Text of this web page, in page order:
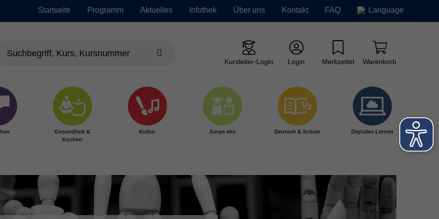
Startseite Programm Aktuelles Infothek Über uns Kontakt FAQ Language
Kursleiter-Login Login Merkzettel Warenkorb
Gesundheit &
Kochen
Kultur Junge vhs Deutsch & Schule Digitales Lernen